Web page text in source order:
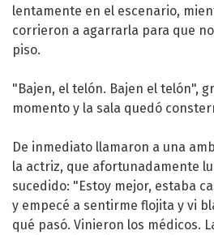
lentamente en el escenario,
corrieron a agarrarla para que
piso.
"Bajen, el telón. Bajen el telón",
momento y la sala quedó
De inmediato llamaron a una
la actriz, que afortunadamente
sucedido: "Estoy mejor, estaba
y empecé a sentirme flojita y vi
qué pasó. Vinieron los médicos.